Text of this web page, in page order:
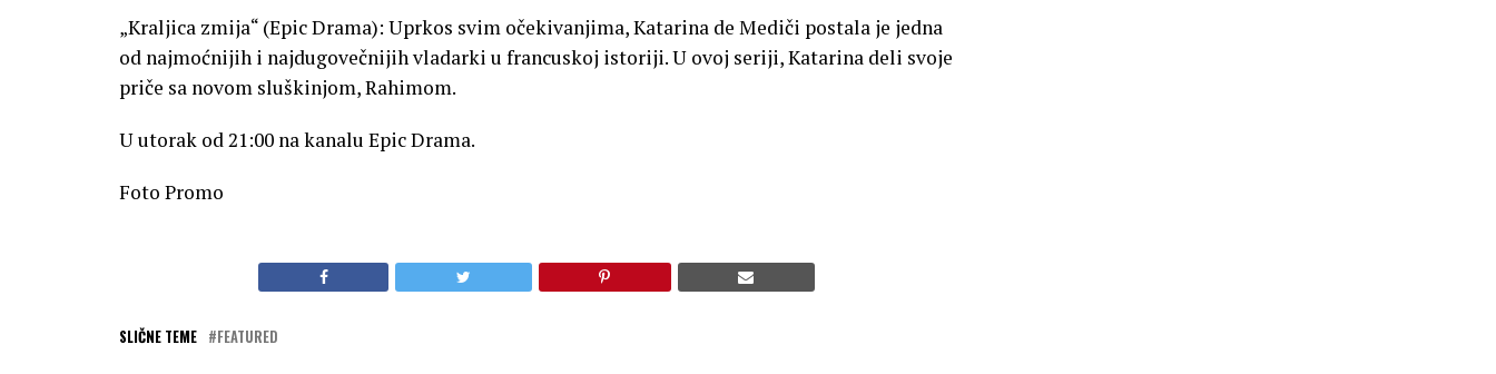
„Kraljica zmija“ (Epic Drama): Uprkos svim očekivanjima, Katarina de Mediči postala je jedna
od najmoćnijih i najdugovečnijih vladarki u francuskoj istoriji. U ovoj seriji, Katarina deli svoje
priče sa novom sluškinjom, Rahimom.
U utorak od 21:00 na kanalu Epic Drama.
Foto Promo
SLIČNE TEME FEATURED